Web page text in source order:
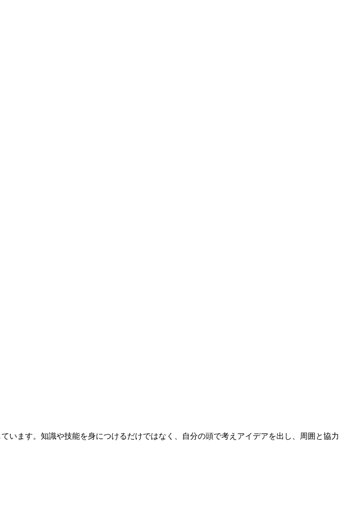
います。知識や技能を身につけるだけではなく、自分の頭で考えアイデアを出し、周囲と協力